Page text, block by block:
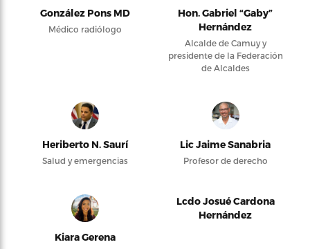
González Pons MD
Médico radiólogo
Hon. Gabriel “Gaby”
Hernández
Alcalde de Camuy y
presidente de la Federación
de Alcaldes
Heriberto N. Saurí
Salud y emergencias
Lic Jaime Sanabria
Profesor de derecho
Kiara Gerena
Lcdo Josué Cardona
Hernández